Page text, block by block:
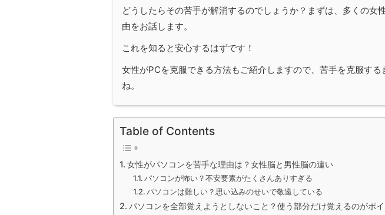
どうしたらその苦手が解消するのでしょうか？まずは、多くの女
由をお話します。
これを知ると安心するはずです！
女性がPCを克服できる方法もご紹介しますので、苦手を克服する
ね。
Table of Contents
女性がパソコンを苦手な理由は？女性脳と男性脳の違い
パソコンが怖い？不安要素がたくさんありすぎる
パソコンは難しい？思い込みのせいで敬遠している
パソコンを全部覚えようとしないこと？使う部分だけ覚えるのがポイ